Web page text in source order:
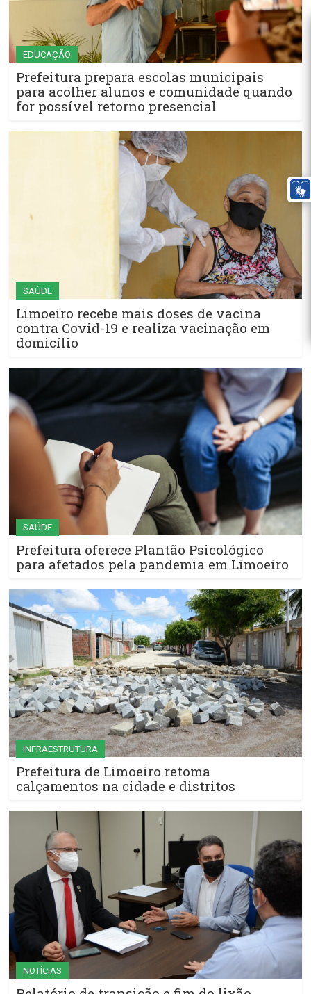
EDUCAÇÃO
Prefeitura prepara escolas municipais
para acolher alunos e comunidade quando
for possível retorno presencial
SAÚDE
Limoeiro recebe mais doses de vacina
contra Covid-19 e realiza vacinação em
domicílio
SAÚDE
Prefeitura oferece Plantão Psicológico
para afetados pela pandemia em Limoeiro
INFRAESTRUTURA
Prefeitura de Limoeiro retoma
calçamentos na cidade e distritos
NOTÍCIAS